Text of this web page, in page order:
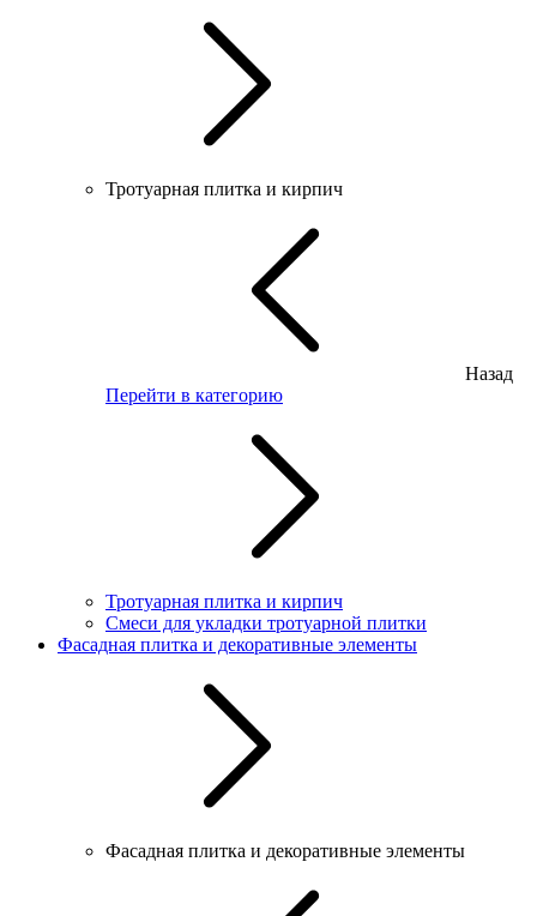
Тротуарная плитка и кирпич
Назад
Перейти в категорию
Тротуарная плитка и кирпич
Смеси для укладки тротуарной плитки
Фасадная плитка и декоративные элементы
Фасадная плитка и декоративные элементы